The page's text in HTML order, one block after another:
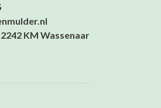
KM Wassenaar